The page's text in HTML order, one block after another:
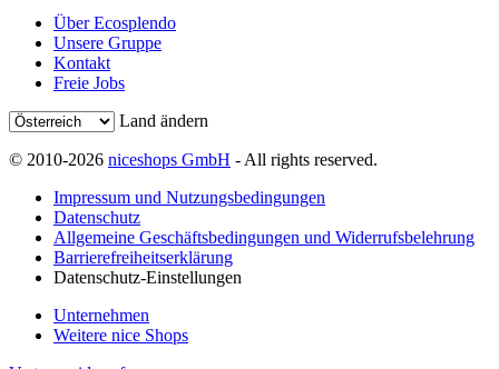
Über Ecosplendo
Unsere Gruppe
Kontakt
Freie Jobs
Land ändern
© 2010-2026 niceshops GmbH - All rights reserved.
Impressum und Nutzungsbedingungen
Datenschutz
Allgemeine Geschäftsbedingungen und Widerrufsbelehrung
Barrierefreiheitserklärung
Datenschutz-Einstellungen
Unternehmen
Weitere nice Shops